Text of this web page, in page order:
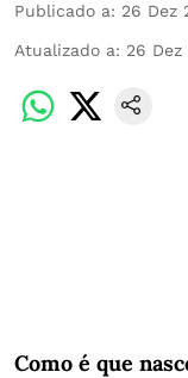
Publicado a: 26 Dez
Atualizado a: 26 Dez
Como é que